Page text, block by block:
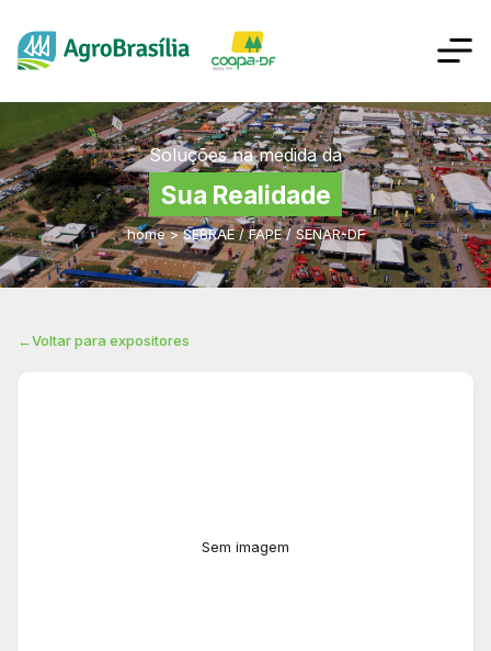
Soluções na medida da
Sua Realidade
home > SEBRAE / FAPE / SENAR-DF
←Voltar para expositores
Sem imagem